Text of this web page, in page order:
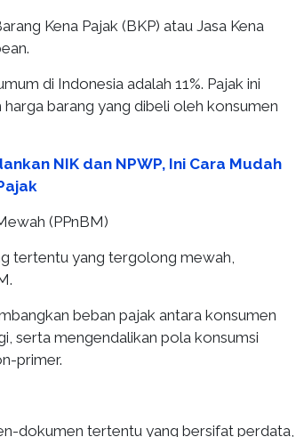
Kena Pajak (BKP) atau Jasa Kena
di Indonesia adalah 11%. Pajak ini
barang yang dibeli oleh konsumen
NIK dan NPWP, Ini Cara Mudah
(PPnBM)
tertentu yang tergolong mewah,
beban pajak antara konsumen
serta mengendalikan pola konsumsi
primer.
dokumen tertentu yang bersifat perdata,